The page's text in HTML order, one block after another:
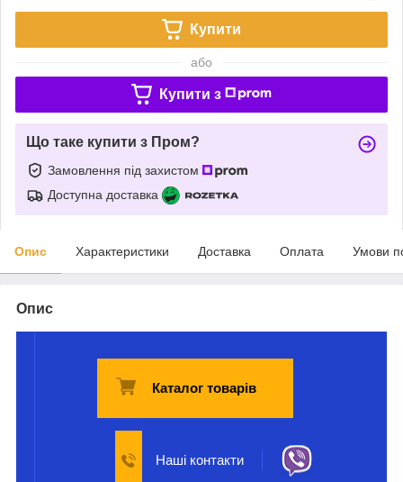
Купити
або
Купити з
Що таке купити з Пром?
Замовлення під захистом
Доступна доставка
Опис Характеристики Доставка Оплата Умови
Опис
Каталог товарів
Наші контакти